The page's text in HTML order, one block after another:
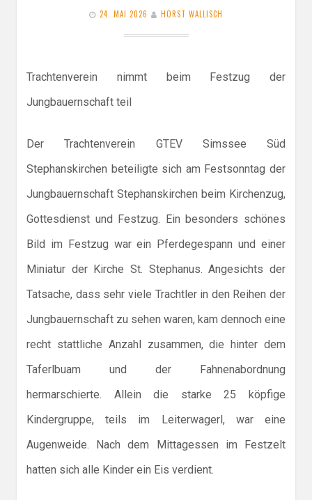
24. MAI 2026 HORST WALLISCH
Trachtenverein nimmt beim Festzug der
Jungbauernschaft teil
Der Trachtenverein GTEV Simssee Süd
Stephanskirchen beteiligte sich am Festsonntag der
Jungbauernschaft Stephanskirchen beim Kirchenzug,
Gottesdienst und Festzug. Ein besonders schönes
Bild im Festzug war ein Pferdegespann und einer
Miniatur der Kirche St. Stephanus. Angesichts der
Tatsache, dass sehr viele Trachtler in den Reihen der
Jungbauernschaft zu sehen waren, kam dennoch eine
recht stattliche Anzahl zusammen, die hinter dem
Taferlbuam und der Fahnenabordnung
hermarschierte. Allein die starke 25 köpfige
Kindergruppe, teils im Leiterwagerl, war eine
Augenweide. Nach dem Mittagessen im Festzelt
hatten sich alle Kinder ein Eis verdient.